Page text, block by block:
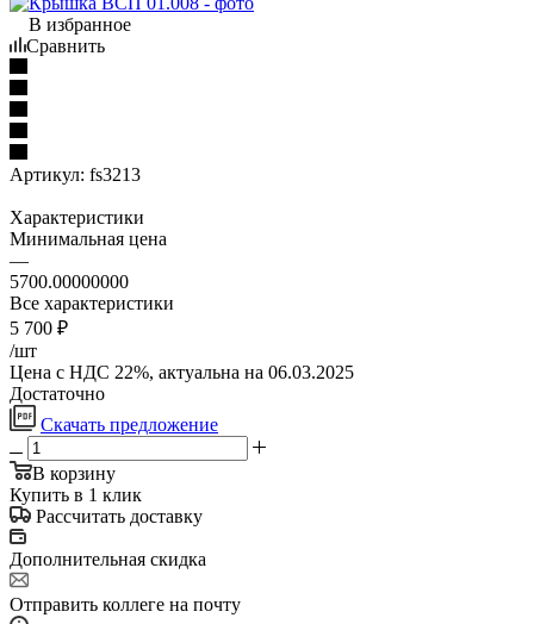
В избранное
Сравнить
Артикул: fs3213
Характеристики
Минимальная цена
—
5700.00000000
Все характеристики
5 700 ₽
/шт
Цена с НДС 22%, актуальна на 06.03.2025
Достаточно
Скачать предложение
В корзину
Купить в 1 клик
Рассчитать доставку
Дополнительная скидка
Отправить коллеге на почту